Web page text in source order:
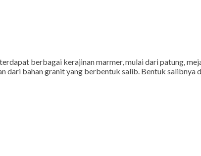
berbagai kerajinan marmer, mulai dari patung,
dari bahan granit yang berbentuk salib. Bentuk